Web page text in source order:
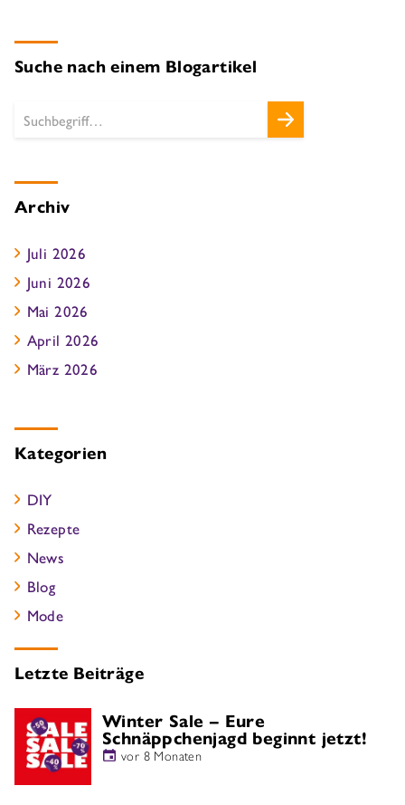
Suche nach einem Blogartikel
Archiv
Juli 2026
Juni 2026
Mai 2026
April 2026
März 2026
Kategorien
DIY
Rezepte
News
Blog
Mode
Letzte Beiträge
Winter Sale – Eure
Schnäppchenjagd beginnt jetzt!
vor 8 Monaten